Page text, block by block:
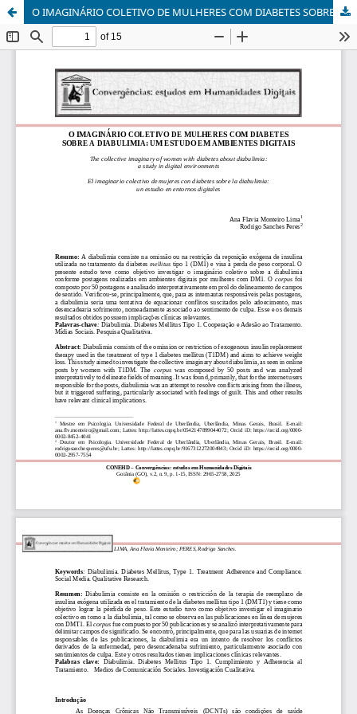
O IMAGINÁRIO COLETIVO DE MULHERES COM DIABETES SOBRE A DIABULIMIA